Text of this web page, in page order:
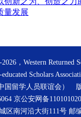
量发展